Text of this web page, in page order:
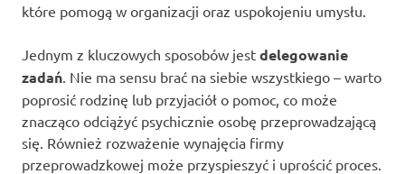
które pomogą w organizacji oraz uspokojeniu umysłu.
Jednym z kluczowych sposobów jest delegowanie
zadań . Nie ma sensu brać na siebie wszystkiego – warto
poprosić rodzinę lub przyjaciół o pomoc, co może
znacząco odciążyć psychicznie osobę przeprowadzającą
się. Również rozważenie wynajęcia firmy
przeprowadzkowej może przyspieszyć i uprościć proces.